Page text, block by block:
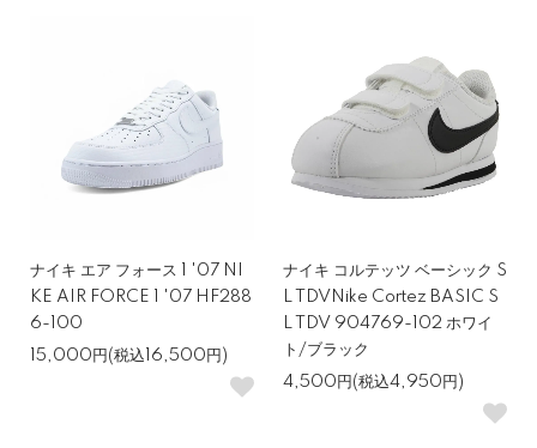
ナイキ エア フォース 1 '07 NI
KE AIR FORCE 1 '07 HF288
6-100
15,000円(税込16,500円)
ナイキ コルテッツ ベーシック S
L TDVNike Cortez BASIC S
L TDV 904769-102 ホワイ
ト/ブラック
4,500円(税込4,950円)